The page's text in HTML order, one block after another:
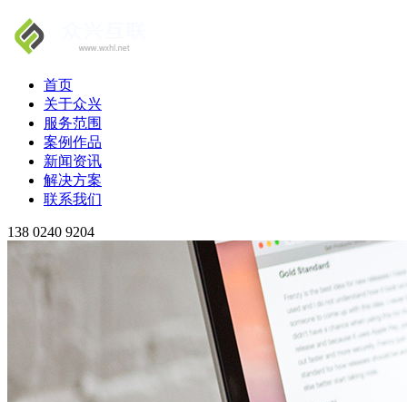
首页
关于众兴
服务范围
案例作品
新闻资讯
解决方案
联系我们
138 0240 9204